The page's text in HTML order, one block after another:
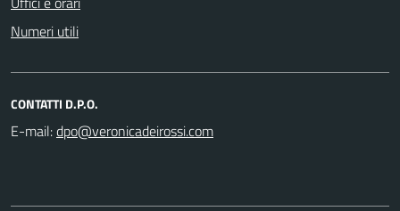
Numeri utili
CONTATTI D.P.O.
E-mail: